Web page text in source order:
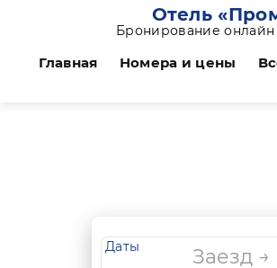
Отель
Бронирование онлайн
Главная Номера и цены
Даты